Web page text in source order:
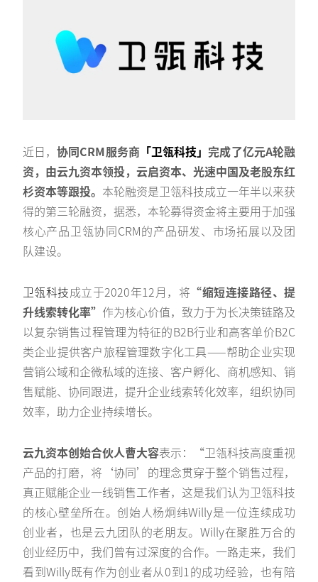
近日，协同CRM服务商 「卫瓴科技」 完成了亿元A轮融
资，由云九资本领投，云启资本、光速中国及老股东红
杉资本等跟投。 本轮融资是卫瓴科技成立一年半以来获
得的第三轮融资，据悉，本轮募得资金将主要用于加强
核心产品卫瓴协同CRM的产品研发、市场拓展以及团
队建设。
卫瓴科技成立于2020年12月，将 “缩短连接路径、提
升线索转化率” 作为核心价值，致力于为长决策链路及
以复杂销售过程管理为特征的B2B行业和高客单价B2C
类企业提供客户旅程管理数字化工具——帮助企业实现
营销公域和企微私域的连接、客户孵化、商机感知、销
售赋能、协同跟进，提升企业线索转化效率，组织协同
效率，助力企业持续增长。
云九资本创始合伙人曹大容表示：“卫瓴科技高度重视
产品的打磨，将‘协同’的理念贯穿于整个销售过程，
真正赋能企业一线销售工作者，这是我们认为卫瓴科技
的核心壁垒所在。创始人杨炯纬Willy是一位连续成功
创业者，也是云九团队的老朋友。Willy在聚胜万合的
创业经历中，我们曾有过深度的合作。一路走来，我们
看到Willy既有作为创业者从0到1的成功经验，也有陪